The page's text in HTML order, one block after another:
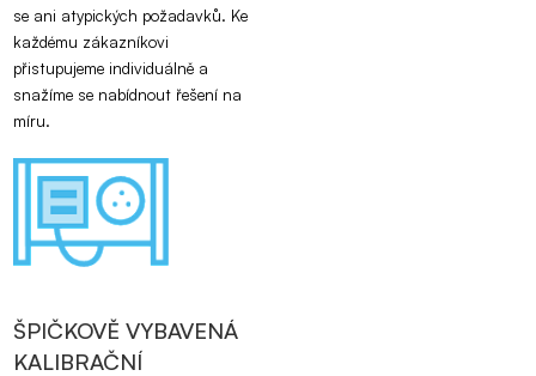
se ani atypických požadavků. Ke
každému zákazníkovi
přistupujeme individuálně a
snažíme se nabídnout řešení na
míru.
ŠPIČKOVĚ VYBAVENÁ
KALIBRAČNÍ